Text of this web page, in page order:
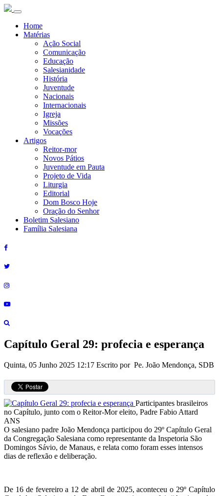
Home
Matérias
Ação Social
Comunicação
Educação
Salesianidade
História
Juventude
Nacionais
Internacionais
Igreja
Missões
Vocações
Artigos
Reitor-mor
Novos Pátios
Juventude em Pauta
Projeto de Vida
Liturgia
Editorial
Dom Bosco Hoje
Oração do Senhor
Boletim Salesiano
Família Salesiana
Capítulo Geral 29: profecia e esperança
Quinta, 05 Junho 2025 12:17 Escrito por Pe. João Mendonça, SDB
Participantes brasileiros
no Capítulo, junto com o Reitor-Mor eleito, Padre Fabio Attard
ANS
O salesiano padre João Mendonça participou do 29º Capítulo Geral
da Congregação Salesiana como representante da Inspetoria São
Domingos Sávio, de Manaus, e relata como foram esses intensos
dias de reflexão e deliberação.
De 16 de fevereiro a 12 de abril de 2025, aconteceu o 29º Capítulo